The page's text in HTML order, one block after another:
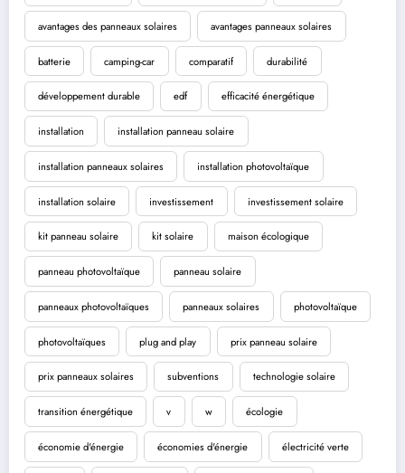
avantages des panneaux solaires avantages panneaux solaires
batterie camping-car comparatif durabilité
développement durable edf efficacité énergétique
installation installation panneau solaire
installation panneaux solaires installation photovoltaïque
installation solaire investissement investissement solaire
kit panneau solaire kit solaire maison écologique
panneau photovoltaïque panneau solaire
panneaux photovoltaïques panneaux solaires photovoltaïque
photovoltaïques plug and play prix panneau solaire
prix panneaux solaires subventions technologie solaire
transition énergétique v w écologie
économie d'énergie économies d'énergie électricité verte